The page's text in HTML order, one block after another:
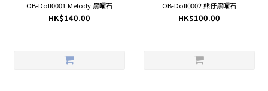
OB-Doll0001 Melody 黑曜石
HK$140.00
OB-Doll0002 熊仔黑曜石
HK$100.00